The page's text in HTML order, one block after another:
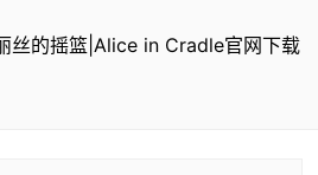
丝的摇篮|Alice in Cradle官网下载